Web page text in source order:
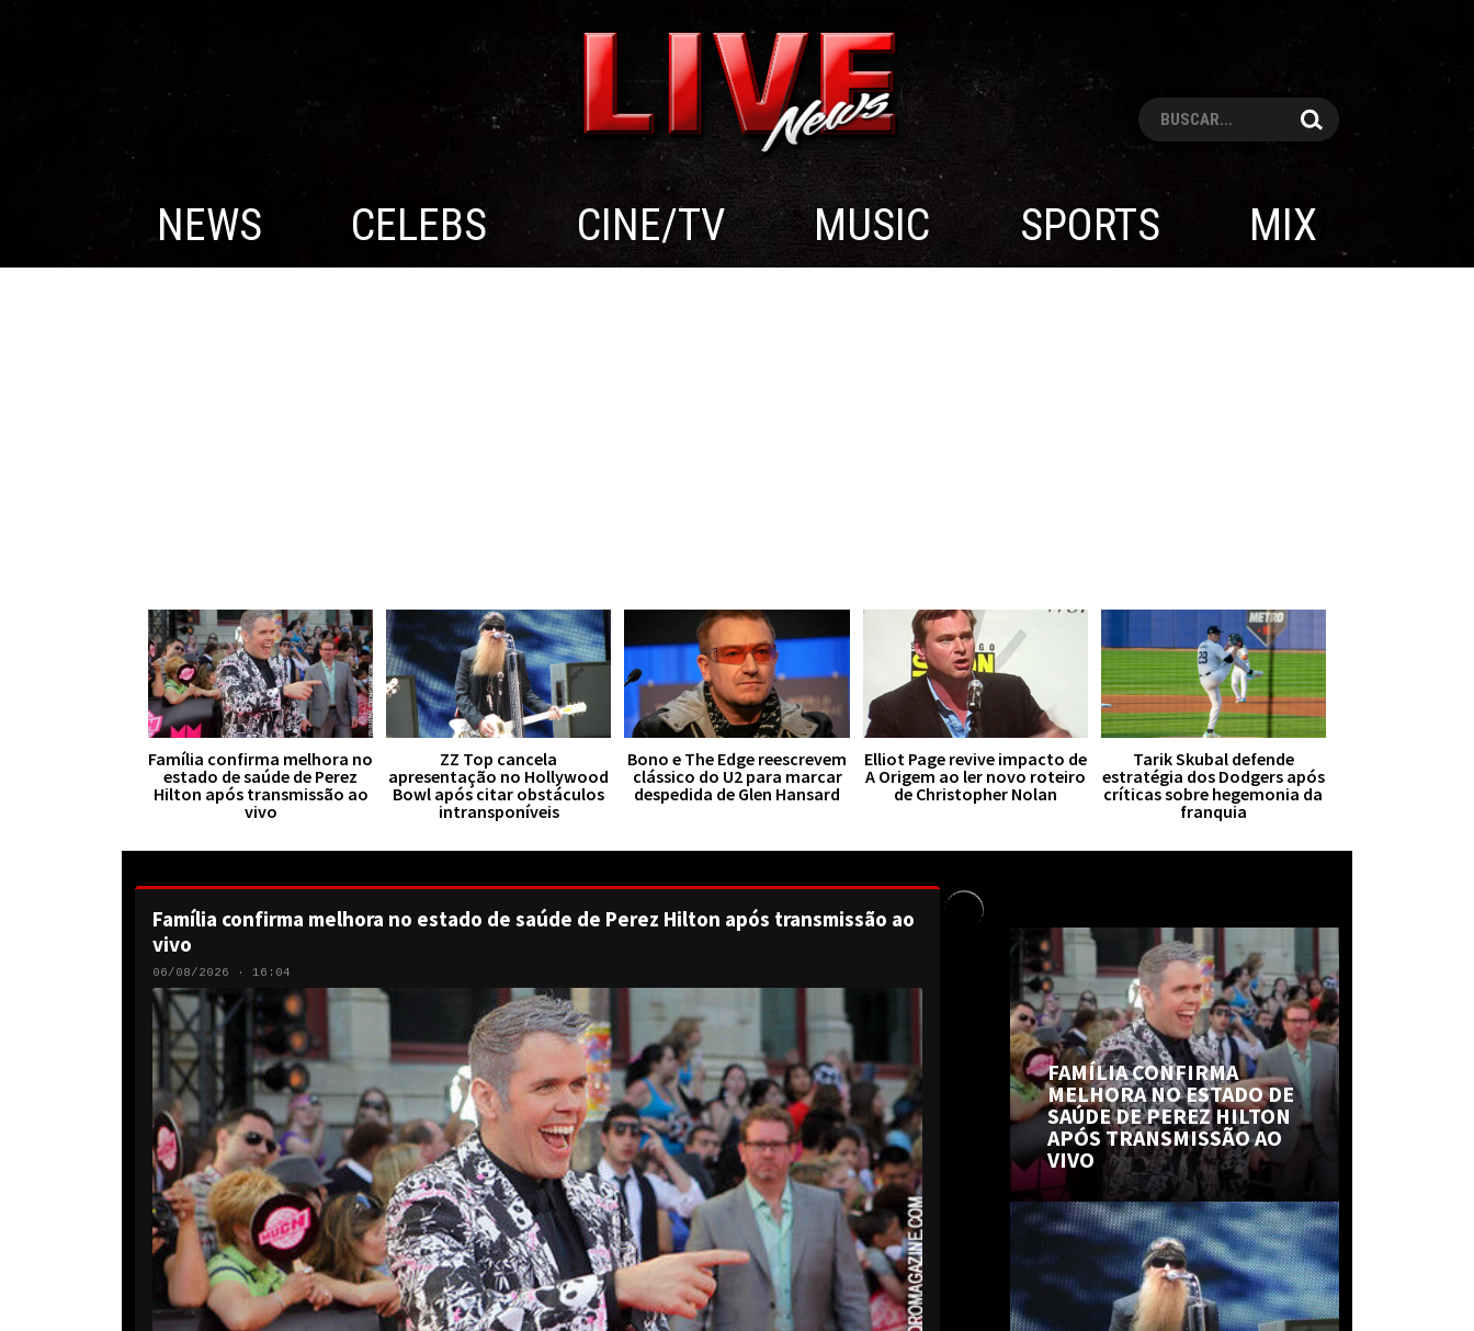
Pesquisar
NEWS CELEBS CINE/TV MUSIC SPORTS MIX
Família confirma melhora no
estado de saúde de Perez
Hilton após transmissão ao
vivo
ZZ Top cancela
apresentação no Hollywood
Bowl após citar obstáculos
intransponíveis
Bono e The Edge reescrevem
clássico do U2 para marcar
despedida de Glen Hansard
Elliot Page revive impacto de
A Origem ao ler novo roteiro
de Christopher Nolan
Tarik Skubal defende
estratégia dos Dodgers após
críticas sobre hegemonia da
franquia
Família confirma melhora no estado de saúde de Perez Hilton após transmissão ao
vivo
06/08/2026 · 16:04
FAMÍLIA CONFIRMA
MELHORA NO ESTADO DE
SAÚDE DE PEREZ HILTON
APÓS TRANSMISSÃO AO
VIVO